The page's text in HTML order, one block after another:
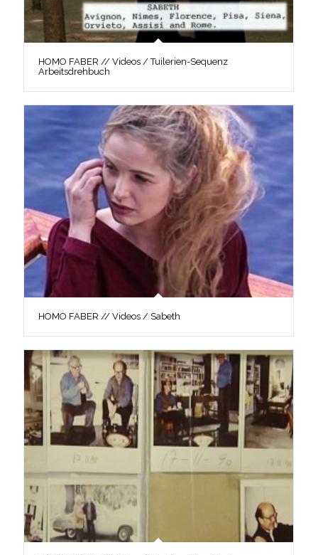
HOMO FABER // Videos / Tuilerien-Sequenz
Arbeitsdrehbuch
HOMO FABER // Videos / Sabeth